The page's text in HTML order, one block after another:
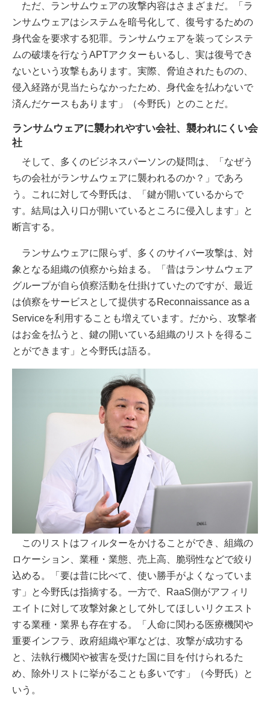
ただ、ランサムウェアの攻撃内容はさまざまだ。「ラ
ンサムウェアはシステムを暗号化して、復号するための
身代金を要求する犯罪。ランサムウェアを装ってシステ
ムの破壊を行なうAPTアクターもいるし、実は復号でき
ないという攻撃もあります。実際、脅迫されたものの、
侵入経路が見当たらなかったため、身代金を払わないで
済んだケースもあります」（今野氏）とのことだ。
ランサムウェアに襲われやすい会社、襲われにくい会
社
そして、多くのビジネスパーソンの疑問は、「なぜう
ちの会社がランサムウェアに襲われるのか？」であろ
う。これに対して今野氏は、「鍵が開いているからで
す。結局は入り口が開いているところに侵入します」と
断言する。
ランサムウェアに限らず、多くのサイバー攻撃は、対
象となる組織の偵察から始まる。「昔はランサムウェア
グループが自ら偵察活動を仕掛けていたのですが、最近
は偵察をサービスとして提供するReconnaissance as a
Serviceを利用することも増えています。だから、攻撃者
はお金を払うと、鍵の開いている組織のリストを得るこ
とができます」と今野氏は語る。
このリストはフィルターをかけることができ、組織の
ロケーション、業種・業態、売上高、脆弱性などで絞り
込める。「要は昔に比べて、使い勝手がよくなっていま
す」と今野氏は指摘する。一方で、RaaS側がアフィリ
エイトに対して攻撃対象として外してほしいリクエスト
する業種・業界も存在する。「人命に関わる医療機関や
重要インフラ、政府組織や軍などは、攻撃が成功する
と、法執行機関や被害を受けた国に目を付けられるた
め、除外リストに挙がることも多いです」（今野氏）と
いう。